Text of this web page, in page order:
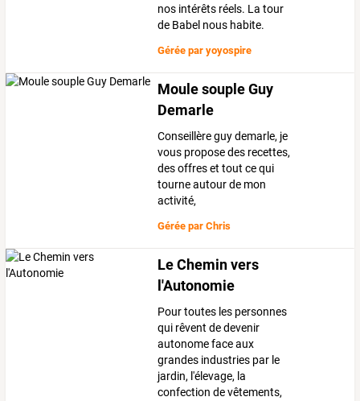
nos intérêts réels. La tour
de Babel nous habite.
Gérée paryoyospire
Moule souple Guy
Demarle
Conseillère guy demarle, je
vous propose des recettes,
des offres et tout ce qui
tourne autour de mon
activité,
Gérée parChris
Le Chemin vers
l'Autonomie
Pour toutes les personnes
qui rêvent de devenir
autonome face aux
grandes industries par le
jardin, l'élevage, la
confection de vêtements,